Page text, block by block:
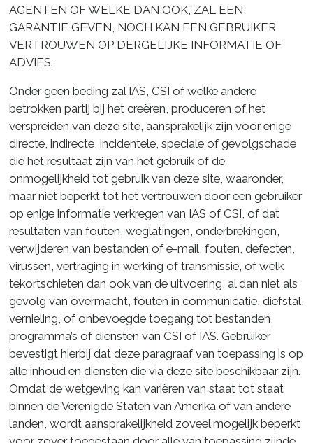
AGENTEN OF WELKE DAN OOK, ZAL EEN
GARANTIE GEVEN, NOCH KAN EEN GEBRUIKER
VERTROUWEN OP DERGELIJKE INFORMATIE OF
ADVIES.
Onder geen beding zal IAS, CSI of welke andere
betrokken partij bij het creëren, produceren of het
verspreiden van deze site, aansprakelijk zijn voor enige
directe, indirecte, incidentele, speciale of gevolgschade
die het resultaat zijn van het gebruik of de
onmogelijkheid tot gebruik van deze site, waaronder,
maar niet beperkt tot het vertrouwen door een gebruiker
op enige informatie verkregen van IAS of CSI, of dat
resultaten van fouten, weglatingen, onderbrekingen,
verwijderen van bestanden of e-mail, fouten, defecten,
virussen, vertraging in werking of transmissie, of welk
tekortschieten dan ook van de uitvoering, al dan niet als
gevolg van overmacht, fouten in communicatie, diefstal,
vernieling, of onbevoegde toegang tot bestanden,
programma’s of diensten van CSI of IAS. Gebruiker
bevestigt hierbij dat deze paragraaf van toepassing is op
alle inhoud en diensten die via deze site beschikbaar zijn.
Omdat de wetgeving kan variëren van staat tot staat
binnen de Verenigde Staten van Amerika of van andere
landen, wordt aansprakelijkheid zoveel mogelijk beperkt